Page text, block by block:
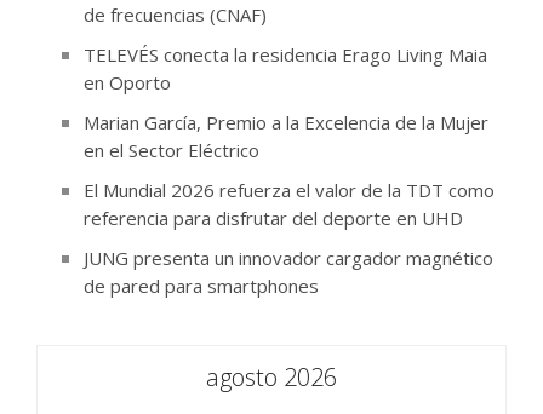
de frecuencias (CNAF)
TELEVÉS conecta la residencia Erago Living Maia
en Oporto
Marian García, Premio a la Excelencia de la Mujer
en el Sector Eléctrico
El Mundial 2026 refuerza el valor de la TDT como
referencia para disfrutar del deporte en UHD
JUNG presenta un innovador cargador magnético
de pared para smartphones
agosto 2026